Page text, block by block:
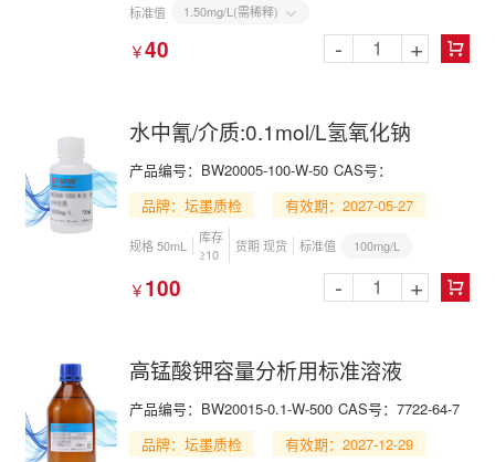
标准值 1.50mg/L(需稀释) 
￥40 
- +
水中氰/介质:0.1mol/L氢氧化钠
产品编号：BW20005-100-W-50 CAS号：
品牌：坛墨质检
有效期：2027-05-27
规格 50mL
库存
≥10
货期 现货 标准值 100mg/L
￥ 100 
- +
高锰酸钾容量分析用标准溶液
产品编号：BW20015-0.1-W-500 CAS号：7722-64-7
品牌：坛墨质检
有效期：2027-12-29